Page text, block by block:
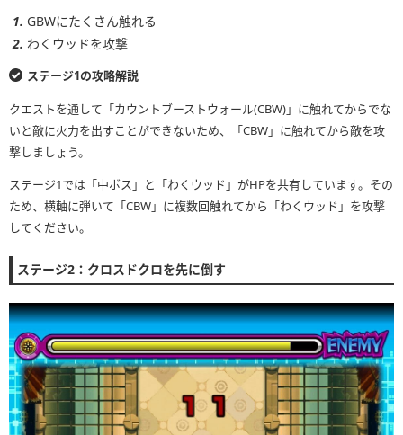
GBWにたくさん触れる
わくウッドを攻撃
ステージ1の攻略解説
クエストを通して「カウントブーストウォール(CBW)」に触れてからでな
いと敵に火力を出すことができないため、「CBW」に触れてから敵を攻
撃しましょう。
ステージ1では「中ボス」と「わくウッド」がHPを共有しています。その
ため、横軸に弾いて「CBW」に複数回触れてから「わくウッド」を攻撃
してください。
ステージ2：クロスドクロを先に倒す